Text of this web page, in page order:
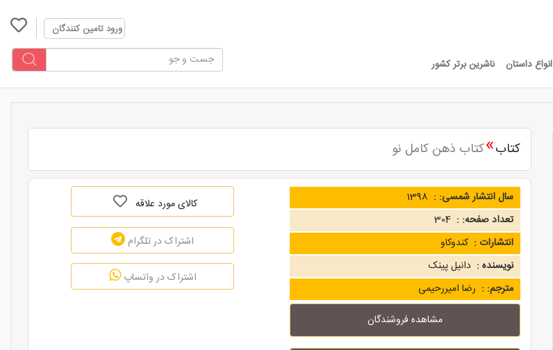
ورود تامین کنندگان
انواع داستان ناشرین برتر کشور
کتاب»کتاب ذهن کامل نو
سال انتشار شمسی: : 1398
تعداد صفحه: : 304
انتشارات : کندوکاو
نویسنده : دانیل پینک
مترجم: : رضا امیررحیمی
مشاهده فروشندگان
کالای مورد علاقه
اشتراک در تلگرام
اشتراک در واتساپ